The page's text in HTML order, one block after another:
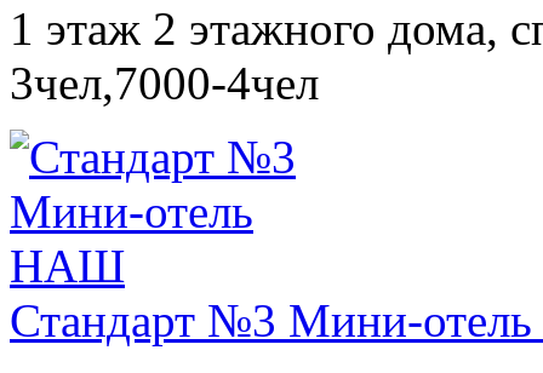
1 этаж 2 этажного дома,
3чел,7000-4чел
Стандарт №3 Мини-